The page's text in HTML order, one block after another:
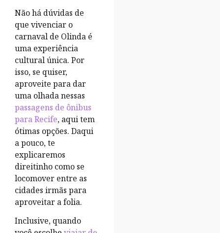
Não há dúvidas de
que vivenciar o
carnaval de Olinda é
uma experiência
cultural única. Por
isso, se quiser,
aproveite para dar
uma olhada nessas
passagens de ônibus
para Recife, aqui tem
ótimas opções. Daqui
a pouco, te
explicaremos
direitinho como se
locomover entre as
cidades irmãs para
aproveitar a folia.
Inclusive, quando